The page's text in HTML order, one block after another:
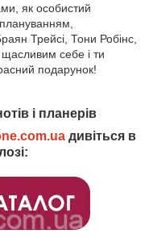
як особистий
Трейсі, Тони Робінс,
щасливим себе і ти
подарунок!
і планерів
дивіться в